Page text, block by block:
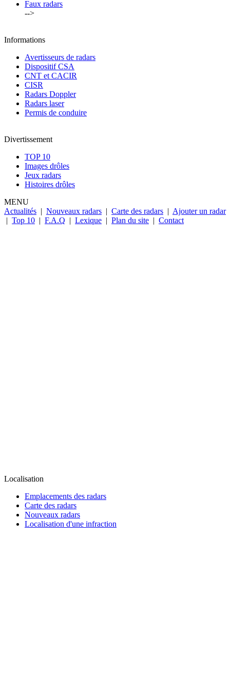
Faux radars
-->
Informations
Avertisseurs de radars
Dispositif CSA
CNT et CACIR
CISR
Radars Doppler
Radars laser
Permis de conduire
Divertissement
TOP 10
Images drôles
Jeux radars
Histoires drôles
MENU
Actualités | Nouveaux radars | Carte des radars | Ajouter un radar
| Top 10 | F.A.Q | Lexique | Plan du site | Contact
Localisation
Emplacements des radars
Carte des radars
Nouveaux radars
Localisation d'une infraction